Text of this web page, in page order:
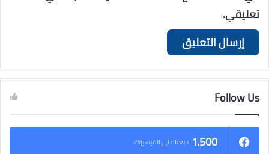
تعليقي.
Follow Us
1٬500 تابعنا على الفيسبوك